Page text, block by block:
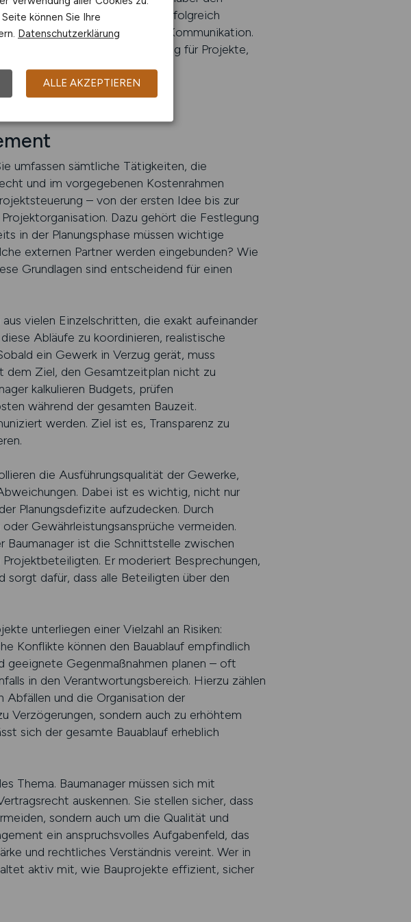
Bauvorhaben überhaupt erfolgreich
Organisation, Kontrolle mit Kommunikation.
und übernimmt Verantwortung für Projekte,
umfassen sämtliche Tätigkeiten, die
und im vorgegebenen Kostenrahmen
– von der ersten Idee bis zur
Dazu gehört die Festlegung
in der Planungsphase müssen wichtige
externen Partner werden eingebunden? Wie
Grundlagen sind entscheidend für einen
vielen Einzelschritten, die exakt aufeinander
Abläufe zu koordinieren, realistische
ein Gewerk in Verzug gerät, muss
dem Ziel, den Gesamtzeitplan nicht zu
kalkulieren Budgets, prüfen
während der gesamten Bauzeit.
werden. Ziel ist es, Transparenz zu
die Ausführungsqualität der Gewerke,
Dabei ist es wichtig, nicht nur
Planungsdefizite aufzudecken. Durch
Gewährleistungsansprüche vermeiden.
Baumanager ist die Schnittstelle zwischen
Er moderiert Besprechungen,
sorgt dafür, dass alle Beteiligten über den
unterliegen einer Vielzahl an Risiken:
Konflikte können den Bauablauf empfindlich
geeignete Gegenmaßnahmen planen – oft
in den Verantwortungsbereich. Hierzu zählen
Abfällen und die Organisation der
Verzögerungen, sondern auch zu erhöhtem
sich der gesamte Bauablauf erheblich
Thema. Baumanager müssen sich mit
auskennen. Sie stellen sicher, dass
sondern auch um die Qualität und
ein anspruchsvolles Aufgabenfeld, das
und rechtliches Verständnis vereint. Wer in
aktiv mit, wie Bauprojekte effizient, sicher
können Sie Ihre
Datenschutzerklärung
ALLE AKZEPTIEREN